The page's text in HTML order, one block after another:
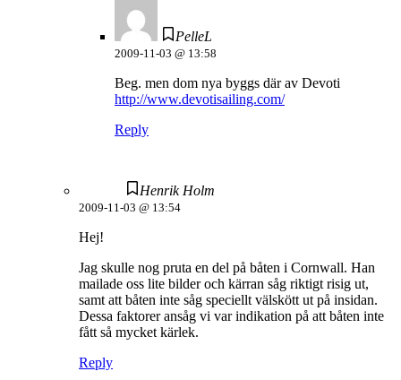
PelleL
2009-11-03 @ 13:58
Beg. men dom nya byggs där av Devoti
http://www.devotisailing.com/
Reply
Henrik Holm
2009-11-03 @ 13:54
Hej!
Jag skulle nog pruta en del på båten i Cornwall. Han
mailade oss lite bilder och kärran såg riktigt risig ut,
samt att båten inte såg speciellt välskött ut på insidan.
Dessa faktorer ansåg vi var indikation på att båten inte
fått så mycket kärlek.
Reply